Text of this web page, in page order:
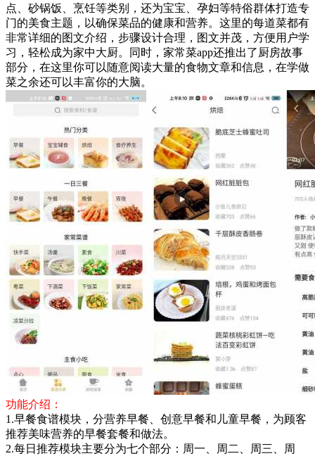
点、砂锅饭、烹饪等类别，还为宝宝、孕妇等特俗群体打造专
门的美食主题，以确保菜品的健康和营养。这里的每道菜都有
非常详细的图文介绍，步骤设计合理，图文并茂，方便用户学
习，轻松成为家中大厨。同时，家常菜app还推出了厨房故事
部分，在这里你可以随意阅读大量的食物文章和信息，在学做
菜之余还可以丰富你的大脑。
功能介绍：
1.早餐食谱模块，分营养早餐、创意早餐和儿童早餐，为顾客
推荐美味营养的早餐套餐和做法。
2.每日推荐模块主要分为七个部分：周一、周二、周三、周